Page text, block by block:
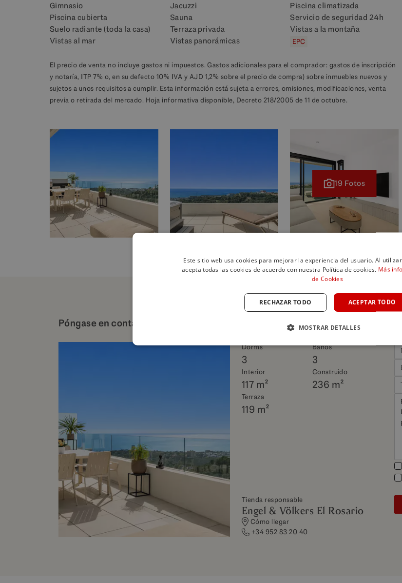
Gimnasio
Jacuzzi
Piscina climatizada
Piscina cubierta
Sauna
Servicio de seguridad 24h
Suelo radiante (toda la casa)
Terraza privada
Vistas a la montaña
Vistas al mar
Vistas panorámicas EPC
El precio de venta no incluye gastos ni impuestos. Gastos adicionales para el comprador: gastos de inscripción
y notaría, ITP 7% o, en su defecto 10% IVA y AJD 1,2% sobre el precio de compra) sobre inmuebles nuevos y
sujetos a unos requisitos a cumplir. Esta información está sujeta a errores, omisiones, modificaciones, venta
previa o retirada del mercado. Hoja informativa disponible, Decreto 218/2005 de 11 de octubre.
19 Fotos
Póngase en contacto para más detalles sobre esta propiedad
Dorms
3
Baños
3
Interior
117 m²
Construido
236 m²
Terraza
119 m²
Tienda responsable
Engel & Völkers El Rosario
Cómo llegar
+34 952 83 20 40
Este sitio web usa cookies para mejorar la experiencia del usuario. Al
acepta todas las cookies de acuerdo con nuestra Política de cookies. Más
de Cookies
ACEPTAR TODO
RECHAZAR TODO
MOSTRAR DETALLES